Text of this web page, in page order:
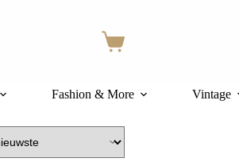
Winkelwagen
Fashion & More Vintage